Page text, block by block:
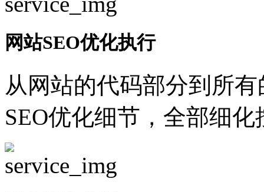
网站SEO优化执行
从网站的代码部分到所
SEO优化细节，全部细